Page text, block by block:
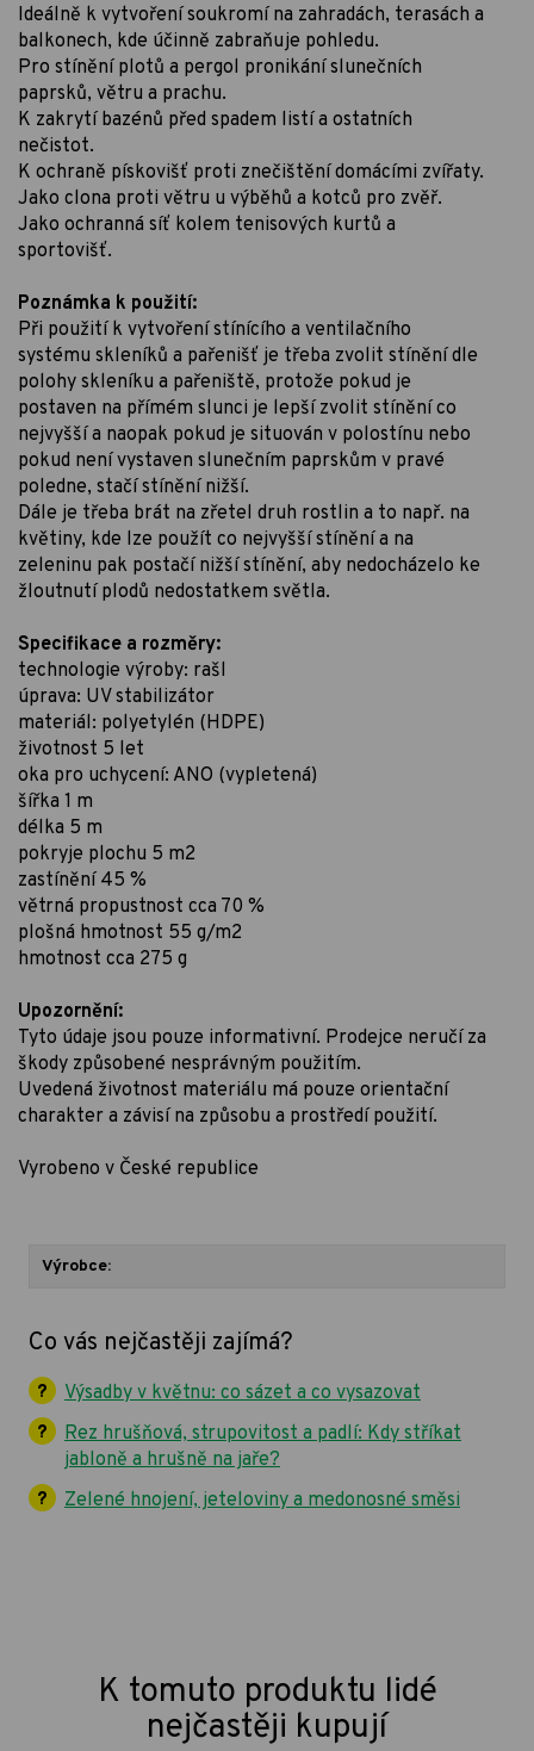
Ideálně k vytvoření soukromí na zahradách, terasách a
balkonech, kde účinně zabraňuje pohledu.
Pro stínění plotů a pergol pronikání slunečních
paprsků, větru a prachu.
K zakrytí bazénů před spadem listí a ostatních
nečistot.
K ochraně pískovišť proti znečištění domácími zvířaty.
Jako clona proti větru u výběhů a kotců pro zvěř.
Jako ochranná síť kolem tenisových kurtů a
sportovišť.
Poznámka k použití:
Při použití k vytvoření stínícího a ventilačního
systému skleníků a pařenišť je třeba zvolit stínění dle
polohy skleníku a pařeniště, protože pokud je
postaven na přímém slunci je lepší zvolit stínění co
nejvyšší a naopak pokud je situován v polostínu nebo
pokud není vystaven slunečním paprskům v pravé
poledne, stačí stínění nižší.
Dále je třeba brát na zřetel druh rostlin a to např. na
květiny, kde lze použít co nejvyšší stínění a na
zeleninu pak postačí nižší stínění, aby nedocházelo ke
žloutnutí plodů nedostatkem světla.
Specifikace a rozměry:
technologie výroby: rašl
úprava: UV stabilizátor
materiál: polyetylén (HDPE)
životnost 5 let
oka pro uchycení: ANO (vypletená)
šířka 1 m
délka 5 m
pokryje plochu 5 m2
zastínění 45 %
větrná propustnost cca 70 %
plošná hmotnost 55 g/m2
hmotnost cca 275 g
Upozornění:
Tyto údaje jsou pouze informativní. Prodejce neručí za
škody způsobené nesprávným použitím.
Uvedená životnost materiálu má pouze orientační
charakter a závisí na způsobu a prostředí použití.
Vyrobeno v České republice
Výrobce:
Co vás nejčastěji zajímá?
Výsadby v květnu: co sázet a co vysazovat
Rez hrušňová, strupovitost a padlí: Kdy stříkat
jabloně a hrušně na jaře?
Zelené hnojení, jeteloviny a medonosné směsi
K tomuto produktu lidé
nejčastěji kupují